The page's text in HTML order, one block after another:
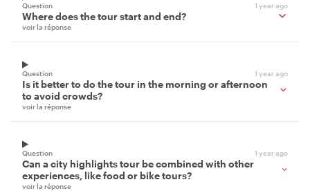
Question 1 year ago
Where does the tour start and end?
voir la réponse
Question 1 year ago
Is it better to do the tour in the morning or afternoon
to avoid crowds?
voir la réponse
Question 1 year ago
Can a city highlights tour be combined with other
experiences, like food or bike tours?
voir la réponse